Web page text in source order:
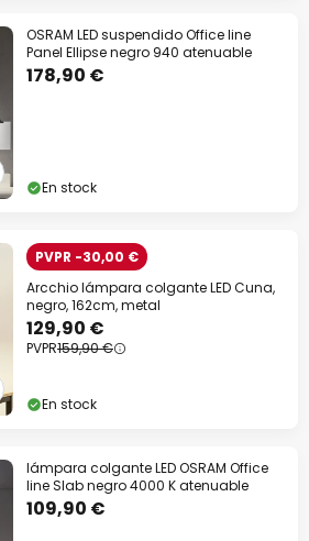
OSRAM LED suspendido Office line
Panel Ellipse negro 940 atenuable
178,90 €
En stock
PVPR -30,00 €
Arcchio lámpara colgante LED Cuna,
negro, 162cm, metal
129,90 €
PVPR159,90 €
En stock
lámpara colgante LED OSRAM Office
line Slab negro 4000 K atenuable
109,90 €